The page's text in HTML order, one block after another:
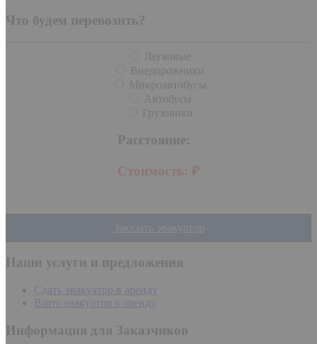
Что будем перевозить?
Легковые
Внедорожники
Микроавтобусы
Автобусы
Грузовики
Расстояние:
Стоимость: ₽
Заказать эвакуатор
Наши услуги и предложения
Сдать эвакуатор в аренду
Взять эвакуатор в аренду
Информация для Заказчиков